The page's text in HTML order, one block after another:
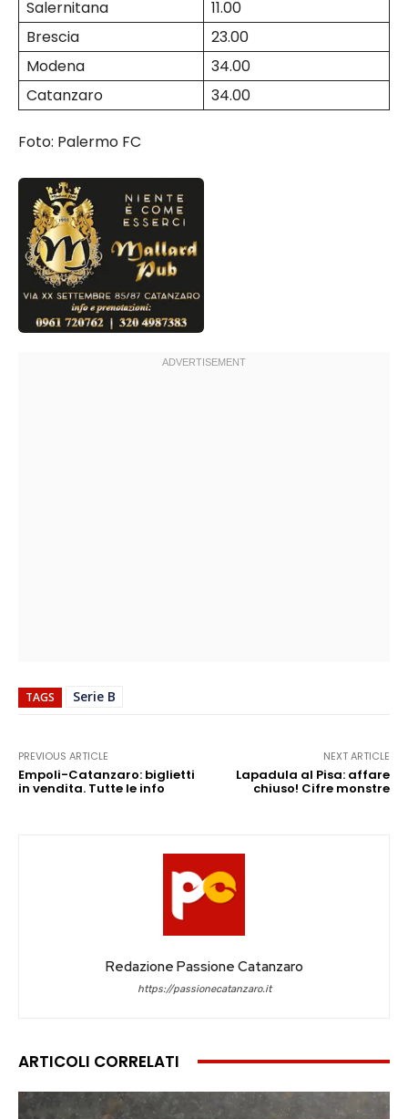
Salernitana
11.00
Brescia
23.00
Modena
34.00
Catanzaro
34.00
Foto: Palermo FC
TAGS Serie B
PREVIOUS ARTICLE
Empoli-Catanzaro: biglietti
in vendita. Tutte le info
NEXT ARTICLE
Lapadula al Pisa: affare
chiuso! Cifre monstre
Redazione Passione Catanzaro
https://passionecatanzaro.it
ARTICOLI CORRELATI